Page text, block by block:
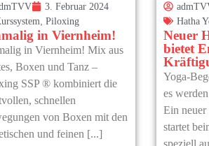
3. Februar 2024
,Piloxing
in Viernheim!
in Viernheim! Mix aus
Boxen und Tanz –
SSP ® kombiniert die
schnellen
von Boxen mit den
und feinen [...]
Hatha
Neuer
bietet
Yoga-
es
Ein
startet
speziell